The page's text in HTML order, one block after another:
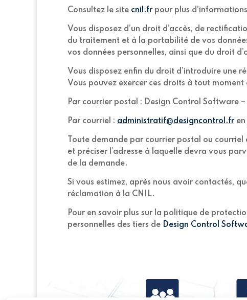
Consultez le site cnil.frpour plus
Vous disposez d’un droit d’accès, de
du traitement et à la portabilité de vos
vos données personnelles, ainsi que du droit
Vous disposez enfin du droit d’introduire une
Vous pouvez exercer ces droits à tout
Par courrier postal : Design Control Software
Par courriel : administratif@designcontrol.fren
Toute demande par courrier postal ou
et préciser l’adresse à laquelle devra vous
de la demande.
Si vous estimez, après nous avoir contactés,
réclamation à la CNIL.
Pour en savoir plus sur la politique de
personnelles des tiers de Design Control